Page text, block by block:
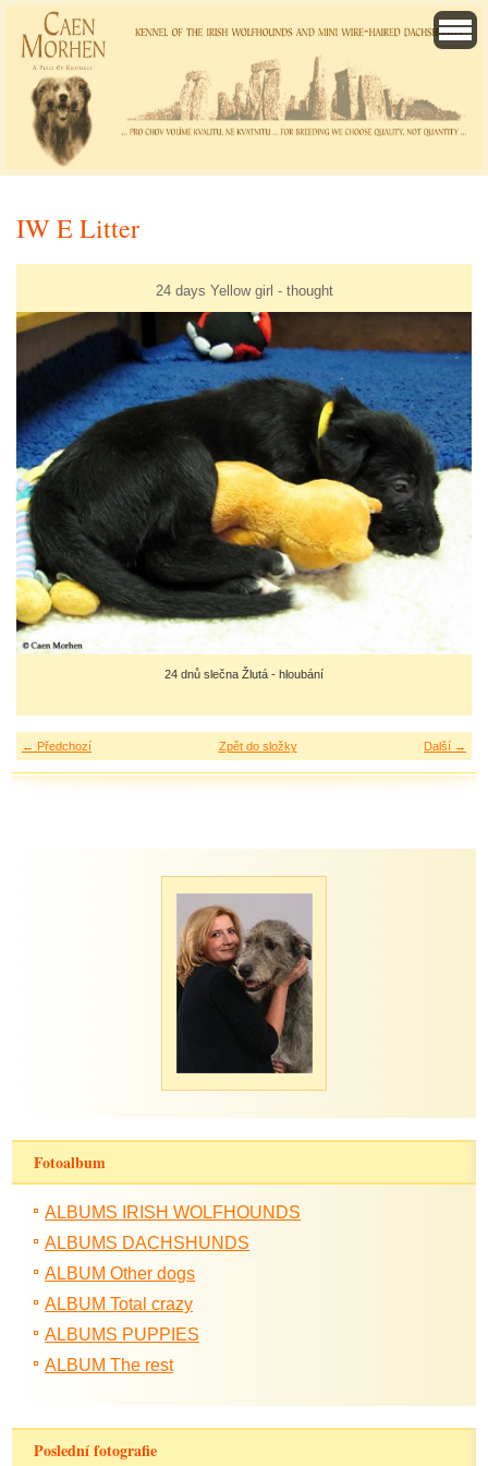
IW E Litter
24 days Yellow girl - thought
24 dnů slečna Žlutá - hloubání
← Předchozí Další →
Zpět do složky
Fotoalbum
ALBUMS IRISH WOLFHOUNDS
ALBUMS DACHSHUNDS
ALBUM Other dogs
ALBUM Total crazy
ALBUMS PUPPIES
ALBUM The rest
Poslední fotografie